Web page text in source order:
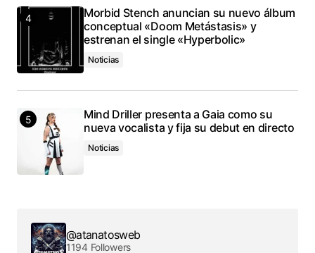
Morbid Stench anuncian su nuevo álbum
conceptual «Doom Metástasis» y
estrenan el single «Hyperbolic»
Noticias
Mind Driller presenta a Gaia como su
nueva vocalista y fija su debut en directo
Noticias
@atanatosweb
1194 Followers